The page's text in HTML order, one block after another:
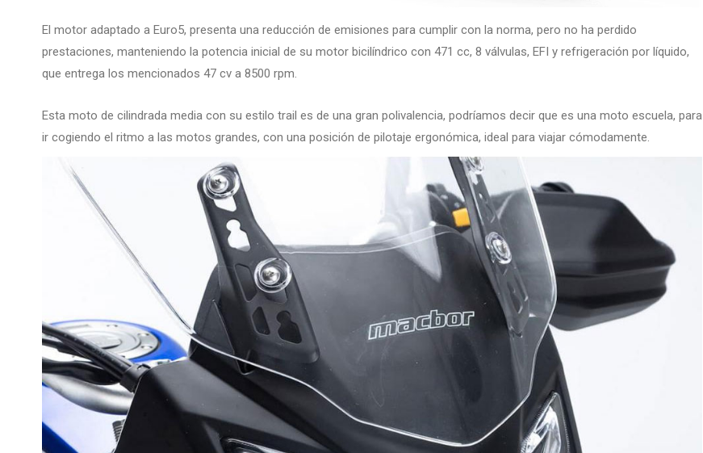
El motor adaptado a Euro5, presenta una reducción de emisiones para cumplir con la norma, pero no ha perdido
prestaciones, manteniendo la potencia inicial de su motor bicilíndrico con 471 cc, 8 válvulas, EFI y refrigeración por líquido,
que entrega los mencionados 47 cv a 8500 rpm.
Esta moto de cilindrada media con su estilo trail es de una gran polivalencia, podríamos decir que es una moto escuela, para
ir cogiendo el ritmo a las motos grandes, con una posición de pilotaje ergonómica, ideal para viajar cómodamente.